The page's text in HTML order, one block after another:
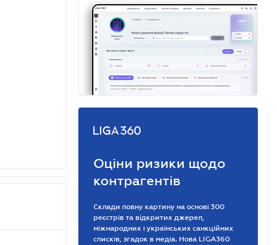
Оціни ризики щодо
контрагентів
Склади повну картину на основі 300
реєстрів та відкритих джерел,
міжнародних і українських санкційних
списків, згадок в медіа. Нова LIGA360